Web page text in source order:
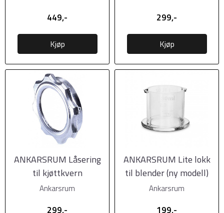
449,-
Kjøp
299,-
Kjøp
ANKARSRUM Låsering
til kjøttkvern
Ankarsrum
299,-
ANKARSRUM Lite lokk
til blender (ny modell)
Ankarsrum
199,-